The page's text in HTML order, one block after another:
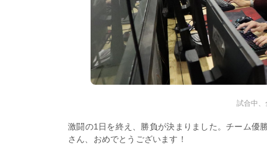
試合中
激闘の1日を終え、勝負が決まりました。チーム優
さん、おめでとうございます！